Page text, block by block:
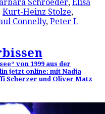
Schroeder, Elisa
Kurt-Heinz Stolze,
Connelly, Peter I.
von 1999 aus der
jetzt online: mit Nadja
Scherzer und Oliver Matz